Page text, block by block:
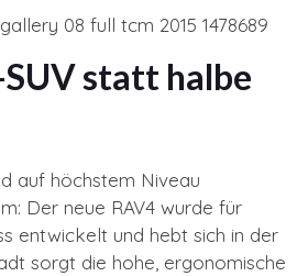
statt halbe
auf höchstem Niveau
Der neue RAV4 wurde für
entwickelt und hebt sich in der
sorgt die hohe, ergonomische